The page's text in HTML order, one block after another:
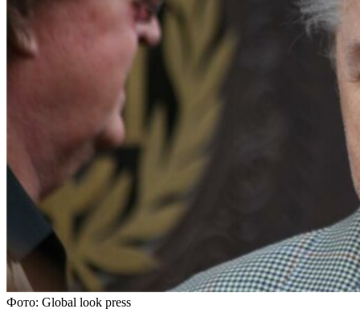
Фото: Global look press